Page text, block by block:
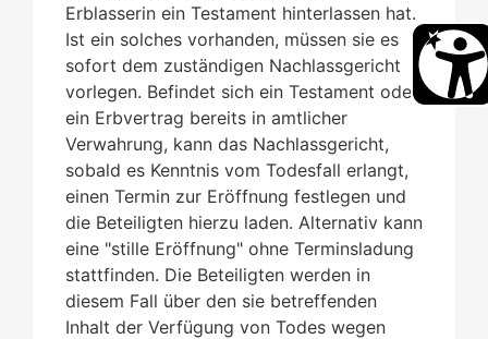
Erblasserin ein Testament hinterlassen hat.
Ist ein solches vorhanden, müssen sie es
sofort dem zuständigen Nachlassgericht
vorlegen. Befindet sich ein Testament oder
ein Erbvertrag bereits in amtlicher
Verwahrung, kann das Nachlassgericht,
sobald es Kenntnis vom Todesfall erlangt,
einen Termin zur Eröffnung festlegen und
die Beteiligten hierzu laden. Alternativ kann
eine "stille Eröffnung" ohne Terminsladung
stattfinden. Die Beteiligten werden in
diesem Fall über den sie betreffenden
Inhalt der Verfügung von Todes wegen